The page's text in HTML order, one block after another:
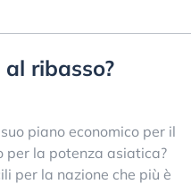
ribasso?
piano economico per il
la potenza asiatica?
per la nazione che più è